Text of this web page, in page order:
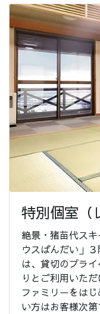
特別個室（
絶景・猪苗代ス
ウスばんだい」
は、貸切のプラ
りとご利用いた
ファミリーをは
い方はお客様次第